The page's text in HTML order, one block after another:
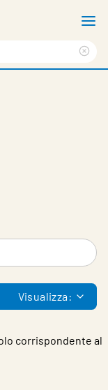
Visualizza:
corrispondente al